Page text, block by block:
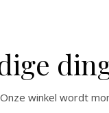
winkel wordt